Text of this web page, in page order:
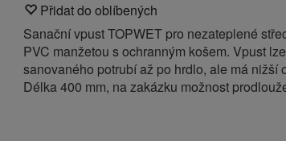
Přidat do oblíbených
Sanační vpust TOPWET pro nezateplené
PVC manžetou s ochranným košem. Vpust
sanovaného potrubí až po hrdlo, ale má nižší
Délka 400 mm, na zakázku možnost